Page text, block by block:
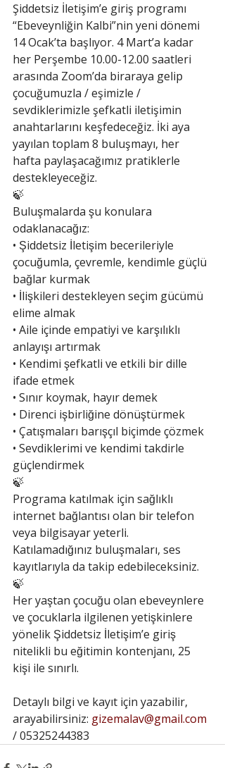
Şiddetsiz İletişim’e giriş programı
“Ebeveynliğin Kalbi”nin yeni dönemi
14 Ocak’ta başlıyor. 4 Mart’a kadar
her Perşembe 10.00-12.00 saatleri
arasında Zoom’da biraraya gelip
çocuğumuzla / eşimizle /
sevdiklerimizle şefkatli iletişimin
anahtarlarını keşfedeceğiz. İki aya
yayılan toplam 8 buluşmayı, her
hafta paylaşacağımız pratiklerle
destekleyeceğiz.
🍃
Buluşmalarda şu konulara
odaklanacağız:
• Şiddetsiz İletişim becerileriyle
çocuğumla, çevremle, kendimle güçlü
bağlar kurmak
• İlişkileri destekleyen seçim gücümü
elime almak
• Aile içinde empatiyi ve karşılıklı
anlayışı artırmak
• Kendimi şefkatli ve etkili bir dille
ifade etmek
• Sınır koymak, hayır demek
• Direnci işbirliğine dönüştürmek
• Çatışmaları barışçıl biçimde çözmek
• Sevdiklerimi ve kendimi takdirle
güçlendirmek
🍃
Programa katılmak için sağlıklı
internet bağlantısı olan bir telefon
veya bilgisayar yeterli.
Katılamadığınız buluşmaları, ses
kayıtlarıyla da takip edebileceksiniz.
🍃
Her yaştan çocuğu olan ebeveynlere
ve çocuklarla ilgilenen yetişkinlere
yönelik Şiddetsiz İletişim’e giriş
nitelikli bu eğitimin kontenjanı, 25
kişi ile sınırlı.
Detaylı bilgi ve kayıt için yazabilir,
arayabilirsiniz: gizemalav@gmail.com
/ 05325244383